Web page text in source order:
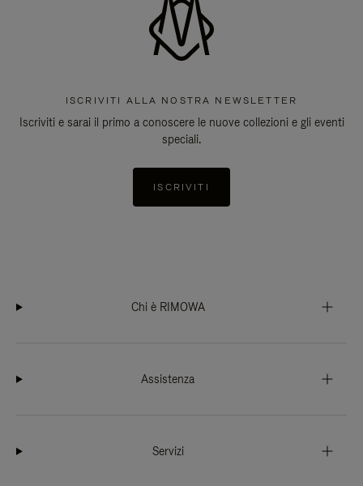
ISCRIVITI ALLA NOSTRA NEWSLETTER
Iscriviti e sarai il primo a conoscere le nuove collezioni e gli eventi
speciali.
ISCRIVITI
Chi è RIMOWA
Assistenza
Servizi